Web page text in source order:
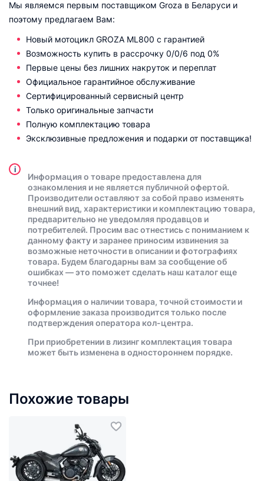
Мы являемся первым поставщиком Groza в Беларуси и
поэтому предлагаем Вам:
Новый мотоцикл GROZA ML800 с гарантией
Возможность купить в рассрочку 0/0/6 под 0%
Первые цены без лишних накруток и переплат
Официальное гарантийное обслуживание
Сертифицированный сервисный центр
Только оригинальные запчасти
Полную комплектацию товара
Эксклюзивные предложения и подарки от поставщика!
i
Информация о товаре предоставлена для
ознакомления и не является публичной офертой.
Производители оставляют за собой право изменять
внешний вид, характеристики и комплектацию товара,
предварительно не уведомляя продавцов и
потребителей. Просим вас отнестись с пониманием к
данному факту и заранее приносим извинения за
возможные неточности в описании и фотографиях
товара. Будем благодарны вам за сообщение об
ошибках — это поможет сделать наш каталог еще
точнее!
Информация о наличии товара, точной стоимости и
оформление заказа производится только после
подтверждения оператора кол-центра.
При приобретении в лизинг комплектация товара
может быть изменена в одностороннем порядке.
Похожие товары